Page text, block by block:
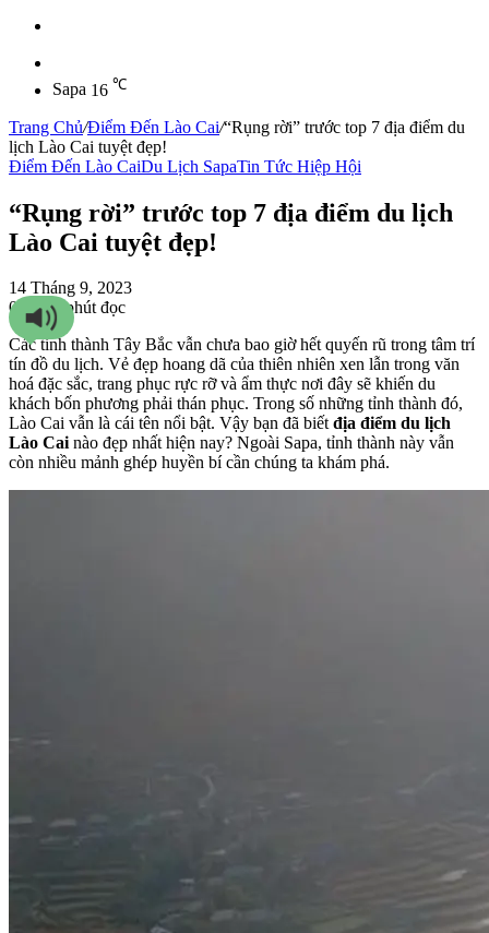
Sapa 16 ℃
Trang Chủ/Điểm Đến Lào Cai/“Rụng rời” trước top 7 địa điểm du
lịch Lào Cai tuyệt đẹp!
Điểm Đến Lào CaiDu Lịch SapaTin Tức Hiệp Hội
“Rụng rời” trước top 7 địa điểm du lịch
Lào Cai tuyệt đẹp!
14 Tháng 9, 2023
0 5598 phút đọc
Các tỉnh thành Tây Bắc vẫn chưa bao giờ hết quyến rũ trong tâm trí
tín đồ du lịch. Vẻ đẹp hoang dã của thiên nhiên xen lẫn trong văn
hoá đặc sắc, trang phục rực rỡ và ẩm thực nơi đây sẽ khiến du
khách bốn phương phải thán phục. Trong số những tỉnh thành đó,
Lào Cai vẫn là cái tên nổi bật. Vậy bạn đã biếtđịa điểm du lịch
Lào Cainào đẹp nhất hiện nay? Ngoài Sapa, tỉnh thành này vẫn
còn nhiều mảnh ghép huyền bí cần chúng ta khám phá.